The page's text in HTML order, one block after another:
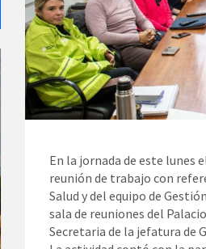
En la jornada de este lunes
reunión de trabajo con
Salud y del equipo de
sala de reuniones del
Secretaria de la jefatura de